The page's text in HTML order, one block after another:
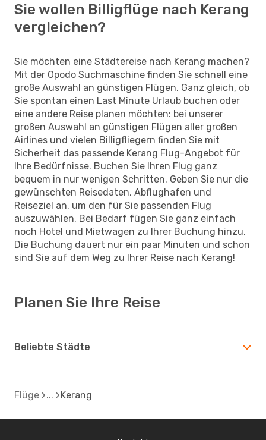
Sie wollen Billigflüge nach Kerang
vergleichen?
Sie möchten eine Städtereise nach Kerang machen?
Mit der Opodo Suchmaschine finden Sie schnell eine
große Auswahl an günstigen Flügen. Ganz gleich, ob
Sie spontan einen Last Minute Urlaub buchen oder
eine andere Reise planen möchten: bei unserer
großen Auswahl an günstigen Flügen aller großen
Airlines und vielen Billigfliegern finden Sie mit
Sicherheit das passende Kerang Flug-Angebot für
Ihre Bedürfnisse. Buchen Sie Ihren Flug ganz
bequem in nur wenigen Schritten. Geben Sie nur die
gewünschten Reisedaten, Abflughafen und
Reiseziel an, um den für Sie passenden Flug
auszuwählen. Bei Bedarf fügen Sie ganz einfach
noch Hotel und Mietwagen zu Ihrer Buchung hinzu.
Die Buchung dauert nur ein paar Minuten und schon
sind Sie auf dem Weg zu Ihrer Reise nach Kerang!
Planen Sie Ihre Reise
Beliebte Städte
Flüge Kerang